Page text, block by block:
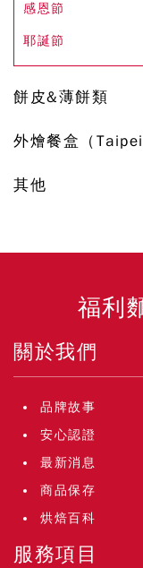
感恩節
耶誕節
餅皮&薄餅類
外燴餐盒（Taipei
其他
福利
關於我們
品牌故事
安心認證
最新消息
商品保存
烘焙百科
服務項目